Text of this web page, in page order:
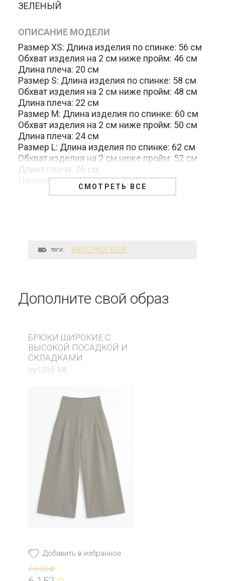
ЗЕЛЕНЫЙ
ОПИСАНИЕ МОДЕЛИ
Размер XS: Длина изделия по спинке: 56 см
Обхват изделия на 2 см ниже пройм: 46 см
Длина плеча: 20 см
Размер S: Длина изделия по спинке: 58 см
Обхват изделия на 2 см ниже пройм: 48 см
Длина плеча: 22 см
Размер M: Длина изделия по спинке: 60 см
Обхват изделия на 2 см ниже пройм: 50 см
Длина плеча: 24 см
Размер L: Длина изделия по спинке: 62 см
Обхват изделия на 2 см ниже пройм: 52 см
Длина плеча: 26 см
Параметры модели: 169/75/58/89 см
СМОТРЕТЬ ВСЕ
теги: BASIC PALE BLUE
Дополните свой образ
БРЮКИ ШИРОКИЕ С
ВЫСОКОЙ ПОСАДКОЙ И
СКЛАДКАМИ
by LOVE ME
Добавить в избранное
7 690 ₽